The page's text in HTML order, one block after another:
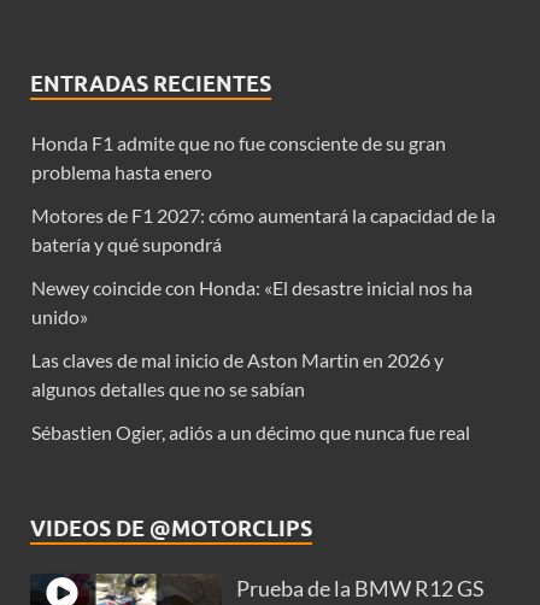
ENTRADAS RECIENTES
Honda F1 admite que no fue consciente de su gran
problema hasta enero
Motores de F1 2027: cómo aumentará la capacidad de la
batería y qué supondrá
Newey coincide con Honda: «El desastre inicial nos ha
unido»
Las claves de mal inicio de Aston Martin en 2026 y
algunos detalles que no se sabían
Sébastien Ogier, adiós a un décimo que nunca fue real
VIDEOS DE @MOTORCLIPS
Prueba de la BMW R12 GS